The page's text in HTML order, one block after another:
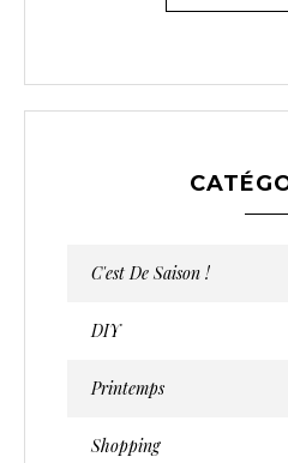
C'est De Saison !
DIY
Printemps
Shopping